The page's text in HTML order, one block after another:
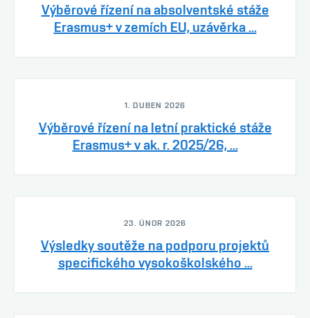
Výběrové řízení na absolventské stáže
Erasmus+ v zemích EU, uzávěrka ...
1. DUBEN 2026
Výběrové řízení na letní praktické stáže
Erasmus+ v ak. r. 2025/26, ...
23. ÚNOR 2026
Výsledky soutěže na podporu projektů
specifického vysokoškolského ...